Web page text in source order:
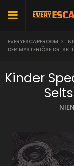
EVERYESCAPEROOM >
DER MYSTERIÖSE DR.
Kinder